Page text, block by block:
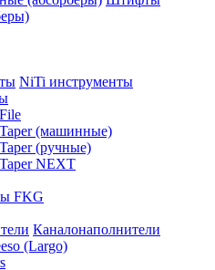
NiTi инструменты
(машинные)
(ручные)
NEXT
FKG
Каналонаполнители
(Largo)